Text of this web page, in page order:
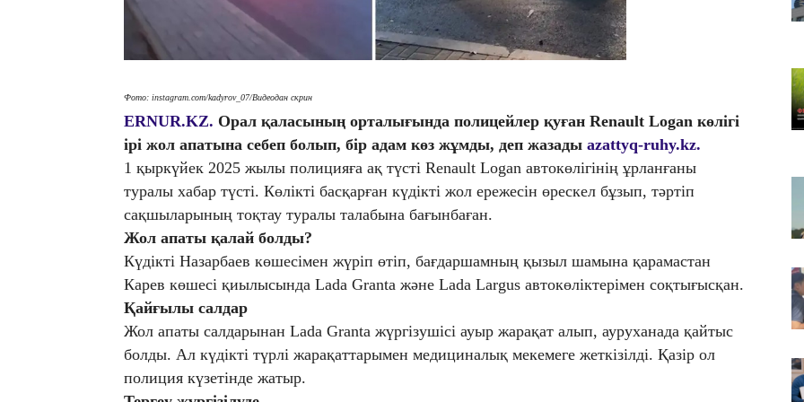
Фото: instagram.com/kadyrov_07/Видеодан скрин
ERNUR.KZ. Орал қаласының орталығында полицейлер қуған Renault Logan көлігі
ірі жол апатына себеп болып, бір адам көз жұмды, деп жазады azattyq-ruhy.kz.
1 қыркүйек 2025 жылы полицияға ақ түсті Renault Logan автокөлігінің ұрланғаны
туралы хабар түсті. Көлікті басқарған күдікті жол ережесін өрескел бұзып, тәртіп
сақшыларының тоқтау туралы талабына бағынбаған.
Жол апаты қалай болды?
Күдікті Назарбаев көшесімен жүріп өтіп, бағдаршамның қызыл шамына қарамастан
Карев көшесі қиылысында Lada Granta және Lada Largus автокөліктерімен соқтығысқан.
Қайғылы салдар
Жол апаты салдарынан Lada Granta жүргізушісі ауыр жарақат алып, ауруханада қайтыс
болды. Ал күдікті түрлі жарақаттарымен медициналық мекемеге жеткізілді. Қазір ол
полиция күзетінде жатыр.